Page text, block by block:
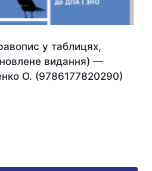
у таблицях,
видання) —
О. (9786177820290)